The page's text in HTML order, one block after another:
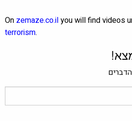
Onzemaze.co.ilyou will find
terrorism